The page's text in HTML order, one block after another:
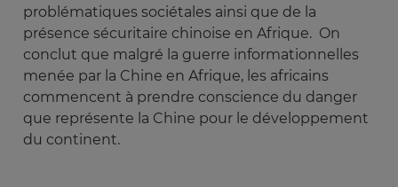
problématiques sociétales ainsi que de la
présence sécuritaire chinoise en Afrique. On
conclut que malgré la guerre informationnelles
menée par la Chine en Afrique, les africains
commencent à prendre conscience du danger
que représente la Chine pour le développement
du continent.